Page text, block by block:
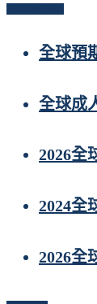
全球預
全球成
2026全
2024全
2026全